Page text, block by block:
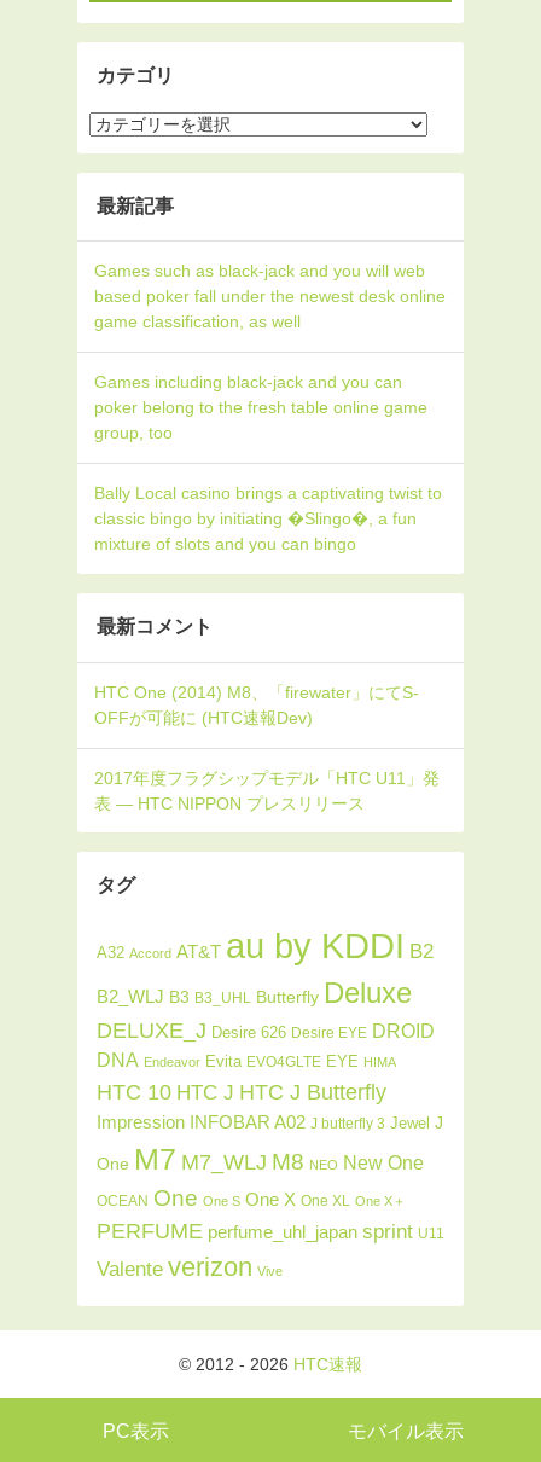
カテゴリ
最新記事
Games such as black-jack and you will web
based poker fall under the newest desk online
game classification, as well
Games including black-jack and you can
poker belong to the fresh table online game
group, too
Bally Local casino brings a captivating twist to
classic bingo by initiating �Slingo�, a fun
mixture of slots and you can bingo
最新コメント
タグ
A32 Accord AT&T au by KDDI B2
B2_WLJ B3 B3_UHL Butterfly Deluxe
DELUXE_J Desire 626 Desire EYE DROID
DNA Endeavor Evita EVO4GLTE EYE HIMA
HTC 10 HTC J HTC J Butterfly
Impression INFOBAR A02 J butterfly 3 Jewel J
One M7 M7_WLJ M8 NEO New One
OCEAN One One S One X One XL One X＋
PERFUME perfume_uhl_japan sprint U11
Valente verizon Vive
© 2012 - 2026 HTC速報
PC表示 モバイル表示